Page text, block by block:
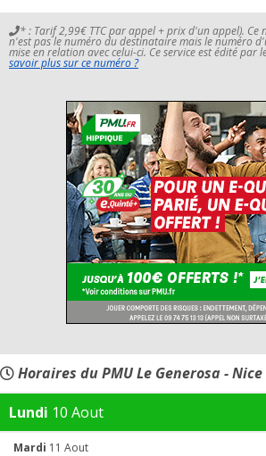
* : Tarif 2,99€ TTC par appel + prix d'un appel). Ce
n'est pas le numéro du destinataire mais le numéro
mise en relation avec celui-ci. Ce service est édité par
savoir plus sur ce numéro ?
Horaires du PMU Le Generosa - Nice
Lundi 10 Aout
Mardi 11 Aout